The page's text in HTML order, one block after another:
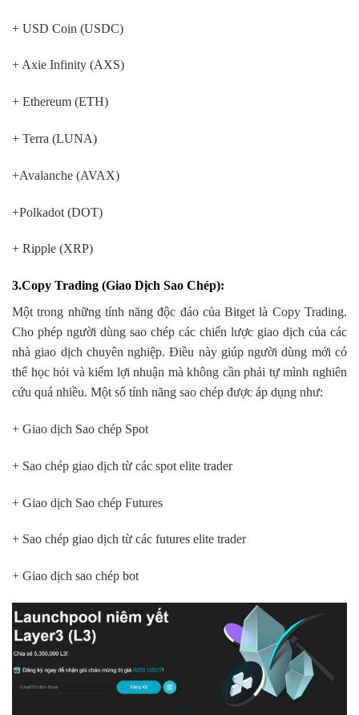
+ USD Coin (USDC)
+ Axie Infinity (AXS)
+ Ethereum (ETH)
+ Terra (LUNA)
+Avalanche (AVAX)
+Polkadot (DOT)
+ Ripple (XRP)
3.Copy Trading (Giao Dịch Sao Chép):
Một trong những tính năng độc đáo của Bitget là Copy Trading.
Cho phép người dùng sao chép các chiến lược giao dịch của các
nhà giao dịch chuyên nghiệp. Điều này giúp người dùng mới có
thể học hỏi và kiếm lợi nhuận mà không cần phải tự mình nghiên
cứu quá nhiều. Một số tính năng sao chép được áp dụng như:
+ Giao dịch Sao chép Spot
+ Sao chép giao dịch từ các spot elite trader
+ Giao dịch Sao chép Futures
+ Sao chép giao dịch từ các futures elite trader
+ Giao dịch sao chép bot